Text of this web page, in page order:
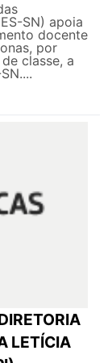
SN) apoia
docente
por
classe, a
LETÍCIA